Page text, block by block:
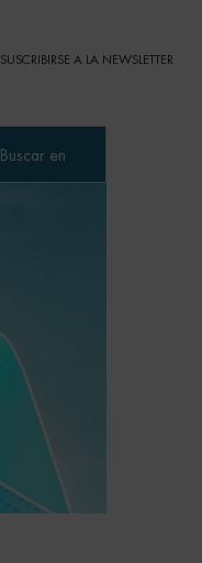
SUSCRIBIRSE A LA NEWSLETTER
Buscar en